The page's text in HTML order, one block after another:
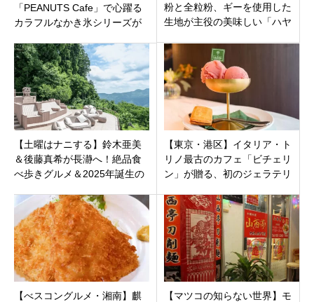
「PEANUTS Cafe」で心躍る
カラフルなかき氷シリーズが
登場
粉と全粒粉、ギーを使用した
生地が主役の美味しい「ハヤ
【土曜はナニする】鈴木亜美
＆後藤真希が長瀞へ！絶品食
べ歩きグルメ＆2025年誕生の
っとりっぷ】
【東京・港区】イタリア・ト
リノ最古のカフェ「ビチェリ
ン」が贈る、初のジェラテリ
【べスコングルメ・湘南】麒
【マツコの知らない世界】モ